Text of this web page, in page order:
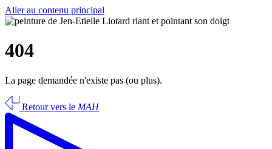
Aller au contenu principal
404
La page demandée n'existe pas (ou plus).
Retour vers le MAH